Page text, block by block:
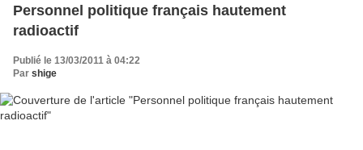
Personnel politique français hautement
radioactif
Publié le 13/03/2011 à 04:22
Par shige